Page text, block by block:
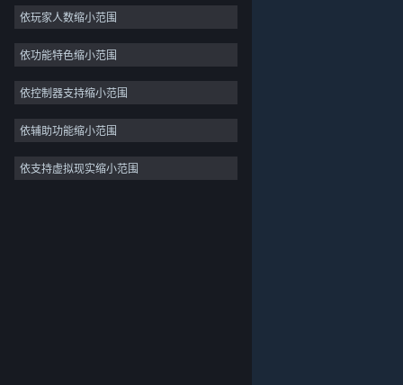
关于蒸汽平台|退款政策|软件许可服务协议
个人信息保护政策|个人信息出境告知书|
独立
休闲
模拟
竞速
体育
视频制作
依玩家人数缩小范围
依功能特色缩小范围
依控制器支持缩小范围
依辅助功能缩小范围
依支持虚拟现实缩小范围